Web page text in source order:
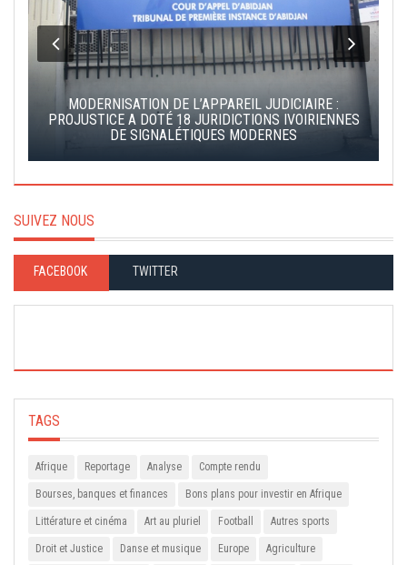
MODERNISATION DE L’APPAREIL JUDICIAIRE :
PROJUSTICE A DOTÉ 18 JURIDICTIONS IVOIRIENNES
DE SIGNALÉTIQUES MODERNES
SUIVEZ NOUS
FACEBOOK TWITTER
TAGS
Afrique Reportage Analyse Compte rendu
Bourses, banques et finances Bons plans pour investir en Afrique
Littérature et cinéma Art au pluriel Football Autres sports
Droit et Justice Danse et musique Europe Agriculture